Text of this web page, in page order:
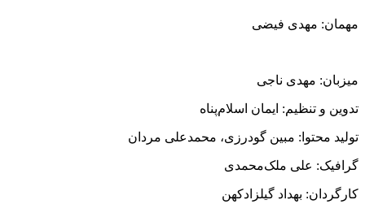
مهمان: مهدی فیضی
میزبان: مهدی ناجی
تدوین و تنظیم: ایمان اسلام‌پناه
تولید محتوا: مبین گودرزی، محمدعلی مردان
گرافیک: علی ملک‌محمدی
کارگردان: بهداد گیلزادکهن